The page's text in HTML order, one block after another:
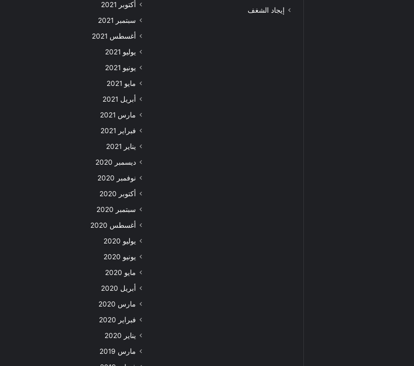
إيجاد الشغف
أكتوبر 2021
سبتمبر 2021
أغسطس 2021
يوليو 2021
يونيو 2021
مايو 2021
أبريل 2021
مارس 2021
فبراير 2021
يناير 2021
ديسمبر 2020
نوفمبر 2020
أكتوبر 2020
سبتمبر 2020
أغسطس 2020
يوليو 2020
يونيو 2020
مايو 2020
أبريل 2020
مارس 2020
فبراير 2020
يناير 2020
مارس 2019